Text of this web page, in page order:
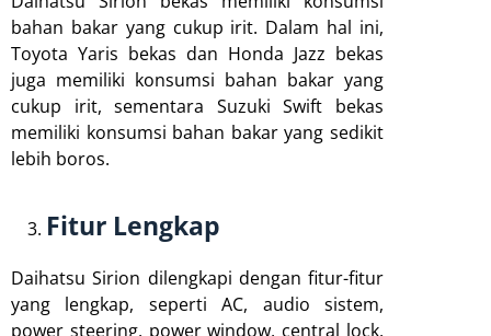
bahan bakar yang cukup irit. Dalam hal ini,
Toyota Yaris bekas dan Honda Jazz bekas
juga memiliki konsumsi bahan bakar yang
cukup irit, sementara Suzuki Swift bekas
memiliki konsumsi bahan bakar yang sedikit
lebih boros.
Fitur Lengkap
Daihatsu Sirion dilengkapi dengan fitur-fitur
yang lengkap, seperti AC, audio sistem,
power steering, power window, central lock,